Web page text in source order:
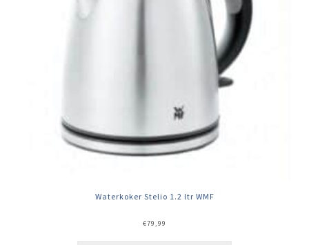
Waterkoker Stelio 1.2 ltr WMF
€79,99